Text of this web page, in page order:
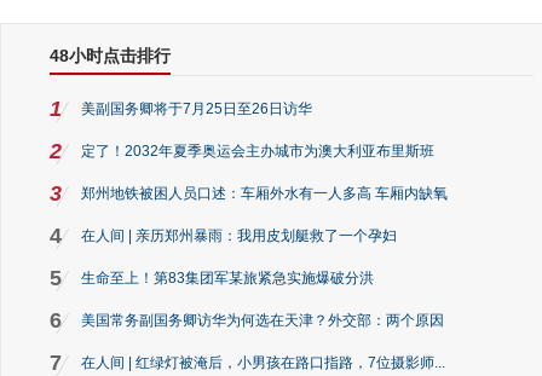
48小时点击排行
1 美副国务卿将于7月25日至26日访华
2 定了！2032年夏季奥运会主办城市为澳大利亚布里斯班
3 郑州地铁被困人员口述：车厢外水有一人多高 车厢内缺氧
4 在人间 | 亲历郑州暴雨：我用皮划艇救了一个孕妇
5 生命至上！第83集团军某旅紧急实施爆破分洪
6 美国常务副国务卿访华为何选在天津？外交部：两个原因
7 在人间 | 红绿灯被淹后，小男孩在路口指路，7位摄影师...